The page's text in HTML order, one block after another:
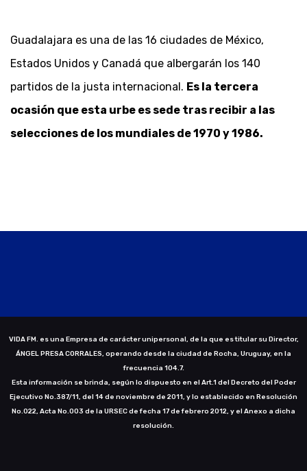
Guadalajara es una de las 16 ciudades de México,
Estados Unidos y Canadá que albergarán los 140
partidos de la justa internacional. Es la tercera
ocasión que esta urbe es sede tras recibir a las
selecciones de los mundiales de 1970 y 1986.
VIDA FM. es una Empresa de carácter unipersonal, de la que es titular su Director,
ÁNGEL PRESA CORRALES, operando desde la ciudad de Rocha, Uruguay, en la
frecuencia 104.7.
Esta información se brinda, según lo dispuesto en el Art.1 del Decreto del Poder
Ejecutivo No.387/11, del 14 de noviembre de 2011, y lo establecido en Resolución
No.022, Acta No.003 de la URSEC de fecha 17 de febrero 2012, y el Anexo a dicha
resolución.